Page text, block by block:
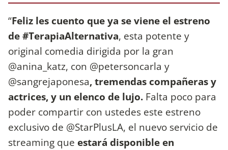
“Feliz les cuento que ya se viene el estreno
de #TerapiaAlternativa, esta potente y
original comedia dirigida por la gran
@anina_katz, con @petersoncarla y
@sangrejaponesa, tremendas compañeras y
actrices, y un elenco de lujo. Falta poco para
poder compartir con ustedes este estreno
exclusivo de @StarPlusLA, el nuevo servicio de
streaming que estará disponible en